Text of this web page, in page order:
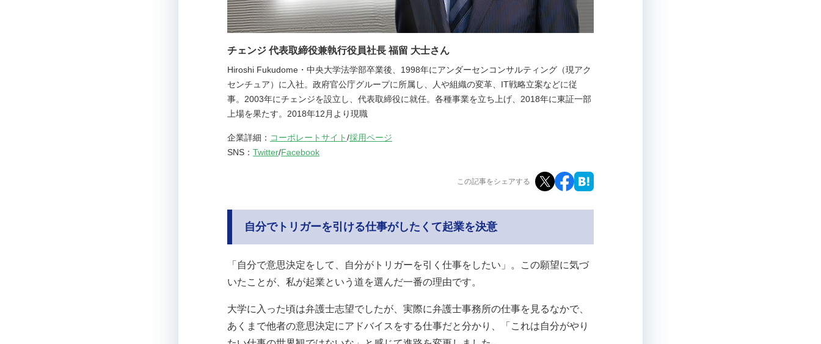
チェンジ 代表取締役兼執行役員社長 福留 大士さん
Hiroshi Fukudome・中央大学法学部卒業後、1998年にアンダーセンコンサルティング（現アク
センチュア）に入社。政府官公庁グループに所属し、人や組織の変革、IT戦略立案などに従
事。2003年にチェンジを設立し、代表取締役に就任。各種事業を立ち上げ、2018年に東証一部
上場を果たす。2018年12月より現職
企業詳細： コーポレートサイト/採用ページ
SNS： Twitter/Facebook
この記事をシェアする
自分でトリガーを引ける仕事がしたくて起業を決意
「自分で意思決定をして、自分がトリガーを引く仕事をしたい」。この願望に気づ
いたことが、私が起業という道を選んだ一番の理由です。
大学に入った頃は弁護士志望でしたが、実際に弁護士事務所の仕事を見るなかで、
あくまで他者の意思決定にアドバイスをする仕事だと分かり、「これは自分がやり